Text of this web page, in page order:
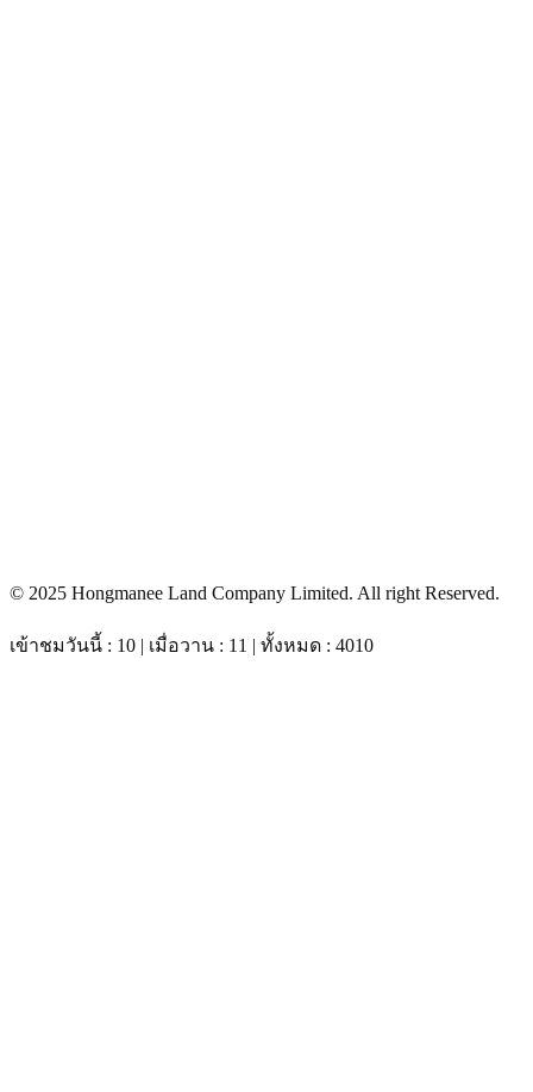
© 2025 Hongmanee Land Company Limited. All right Reserved.
เข้าชมวันนี้ : 10 | เมื่อวาน : 11 | ทั้งหมด : 4010